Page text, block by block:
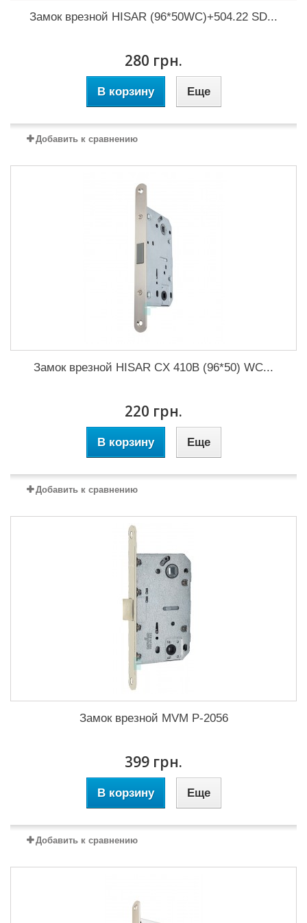
Замок врезной HISAR (96*50WC)+504.22 SD...
280 грн.
В корзину Еще
Добавить к сравнению
Замок врезной HISAR CX 410B (96*50) WC...
220 грн.
В корзину Еще
Добавить к сравнению
Замок врезной MVM P-2056
399 грн.
В корзину Еще
Добавить к сравнению